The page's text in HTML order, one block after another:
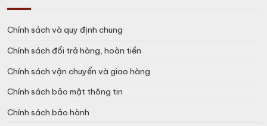
Chính sách và quy định chung
Chính sách đổi trả hàng, hoàn tiền
Chính sách vận chuyển và giao hàng
Chính sách bảo mật thông tin
Chính sách bảo hành